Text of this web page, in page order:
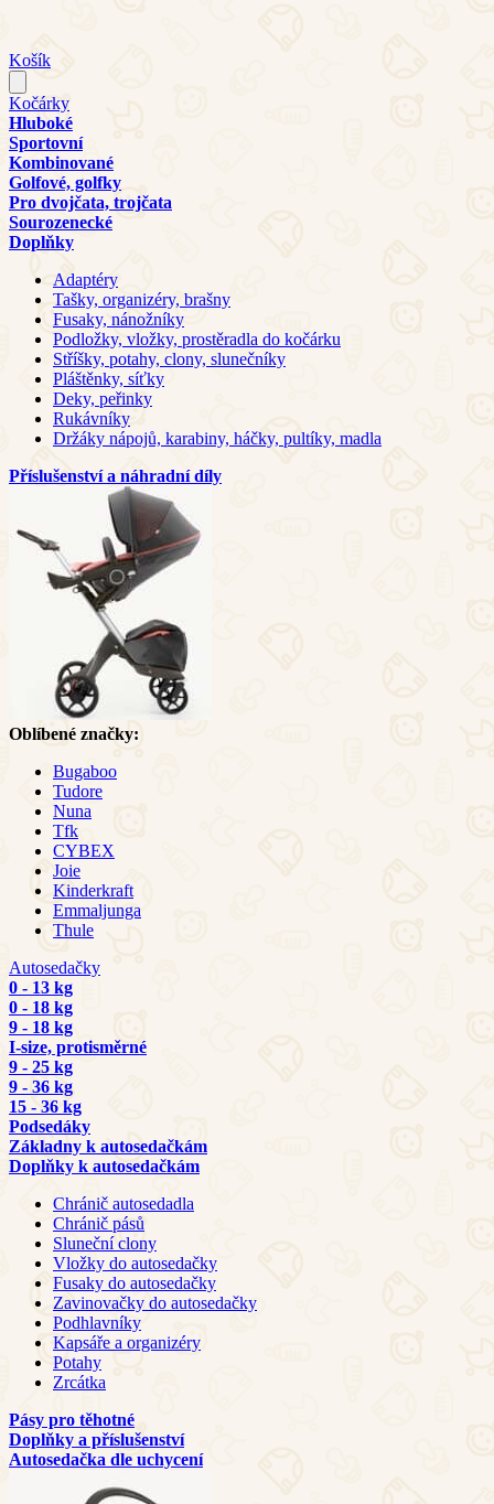
Košík
Kočárky
Hluboké
Sportovní
Kombinované
Golfové, golfky
Pro dvojčata, trojčata
Sourozenecké
Doplňky
Adaptéry
Tašky, organizéry, brašny
Fusaky, nánožníky
Podložky, vložky, prostěradla do kočárku
Stříšky, potahy, clony, slunečníky
Pláštěnky, síťky
Deky, peřinky
Rukávníky
Držáky nápojů, karabiny, háčky, pultíky, madla
Příslušenství a náhradní díly
Oblíbené značky:
Bugaboo
Tudore
Nuna
Tfk
CYBEX
Joie
Kinderkraft
Emmaljunga
Thule
Autosedačky
0 - 13 kg
0 - 18 kg
9 - 18 kg
I-size, protisměrné
9 - 25 kg
9 - 36 kg
15 - 36 kg
Podsedáky
Základny k autosedačkám
Doplňky k autosedačkám
Chránič autosedadla
Chránič pásů
Sluneční clony
Vložky do autosedačky
Fusaky do autosedačky
Zavinovačky do autosedačky
Podhlavníky
Kapsáře a organizéry
Potahy
Zrcátka
Pásy pro těhotné
Doplňky a příslušenství
Autosedačka dle uchycení